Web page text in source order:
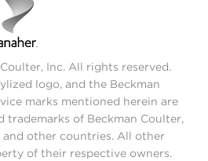
Inc. All rights reserved.
logo, and the Beckman
marks mentioned herein are
trademarks of Beckman Coulter,
and other countries. All other
of their respective owners.